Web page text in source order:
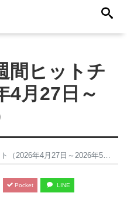
間ヒットチ
4月27日～
年4月27日～2026年5月3日）
Pocket LINE